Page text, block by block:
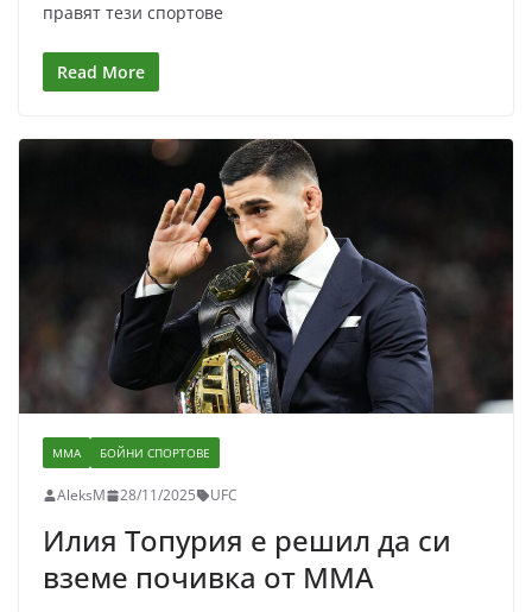
правят тези спортове
Read More
ММА БОЙНИ СПОРТОВЕ
AleksM 28/11/2025 UFC
Илия Топурия е решил да си
вземе почивка от ММА